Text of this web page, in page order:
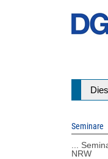
Seminare
...
NRW